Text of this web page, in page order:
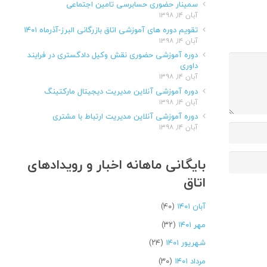
سمینار حضوری حسابرسی تامین اجتماعی
آبان ۱۴, ۱۳۹۸
تقویم دوره های آموزشی اتاق بازرگانی البرز-آذرماه ۱۴۰۱
آبان ۱۴, ۱۳۹۸
دوره آموزشی حضوری نقش وکیل دادگستری در فرایند
داوری
آبان ۱۴, ۱۳۹۸
دوره آموزشی آنلاین مدیریت دیجیتال مارکتینگ
آبان ۱۴, ۱۳۹۸
دوره آموزشی آنلاین مدیریت ارتباط با مشتری
آبان ۱۴, ۱۳۹۸
بایگانی ماهانه اخبار و رویدادهای
اتاق
آبان ۱۴۰۱
(۴۰)
مهر ۱۴۰۱
(۳۲)
شهریور ۱۴۰۱
(۲۴)
مرداد ۱۴۰۱
(۳۰)